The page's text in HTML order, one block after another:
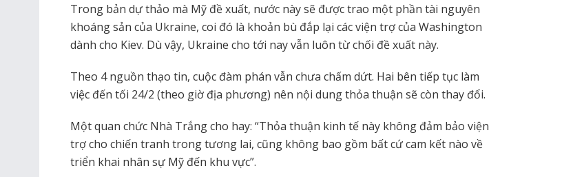
Trong bản dự thảo mà Mỹ đề xuất, nước này sẽ được trao một phần tài nguyên
khoáng sản của Ukraine, coi đó là khoản bù đắp lại các viện trợ của Washington
dành cho Kiev. Dù vậy, Ukraine cho tới nay vẫn luôn từ chối đề xuất này.
Theo 4 nguồn thạo tin, cuộc đàm phán vẫn chưa chấm dứt. Hai bên tiếp tục làm
việc đến tối 24/2 (theo giờ địa phương) nên nội dung thỏa thuận sẽ còn thay đổi.
Một quan chức Nhà Trắng cho hay: “Thỏa thuận kinh tế này không đảm bảo viện
trợ cho chiến tranh trong tương lai, cũng không bao gồm bất cứ cam kết nào về
triển khai nhân sự Mỹ đến khu vực”.